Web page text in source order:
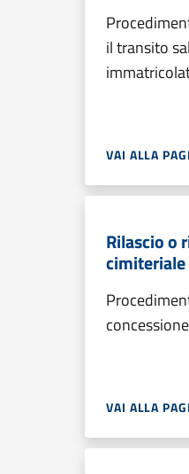
il transito
VAI ALLA
Rilascio o
cimiteriale
VAI ALLA